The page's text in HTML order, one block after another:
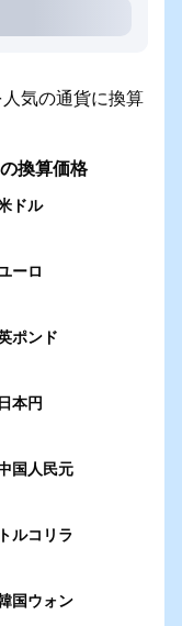
の通貨に換算
換算価格
ドル
ーロ
ポンド
本円
国人民元
ルコリラ
国ウォン